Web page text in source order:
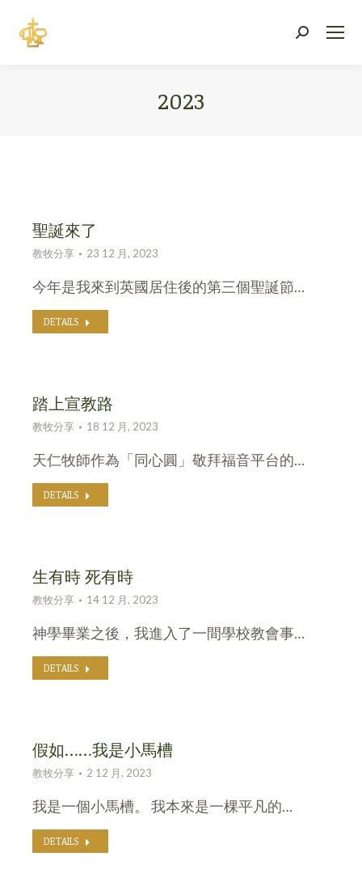
Search:
2023
聖誕來了
教牧分享 23 12 月, 2023
今年是我來到英國居住後的第三個聖誕節…
DETAILS
踏上宣教路
教牧分享 18 12 月, 2023
天仁牧師作為「同心圓」敬拜福音平台的…
DETAILS
生有時 死有時
教牧分享 14 12 月, 2023
神學畢業之後，我進入了一間學校教會事…
DETAILS
假如……我是小馬槽
教牧分享 2 12 月, 2023
我是一個小馬槽。 我本來是一棵平凡的…
DETAILS